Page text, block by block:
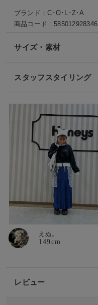
ブランド：C･O･L･Z･A
商品コード : 585012928346
サイズ・素材
スタッフスタイリング
えぬ。
149cm
レビュー